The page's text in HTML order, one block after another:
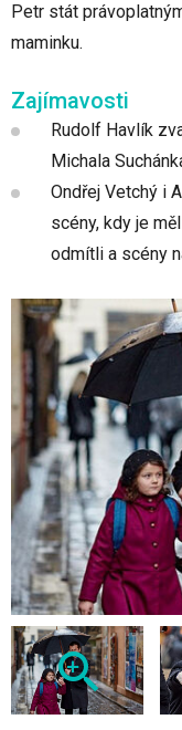
Petr stát
maminku.
Zajímavosti
Rudolf Havlík
Michala
Ondřej Vetchý i
scény, kdy je
odmítli a scény